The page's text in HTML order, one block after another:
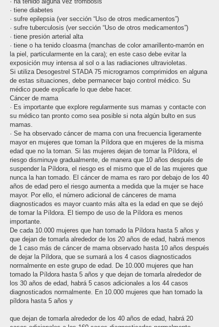
· tiene diabetes
· sufre epilepsia (ver sección “Uso de otros medicamentos”)
· sufre tuberculosis (ver sección “Uso de otros medicamentos”)
· tiene presión arterial alta
· tiene o ha tenido cloasma (manchas de color amarillento-marrón en
la piel, particularmente en la cara); en este caso debe evitar la
exposición muy intensa al sol o a las radiaciones ultravioletas.
Si utiliza Desogestrel STADA 75 microgramos comprimidos en alguna
de estas situaciones, debe permanecer bajo control médico. Su
médico puede explicarle lo que debe hacer.
Cáncer de mama
· Es importante que explore regularmente sus mamas y contacte con
su médico tan pronto como sea posible si nota algún bulto en sus
mamas.
· Se ha observado cáncer de mama con una frecuencia ligeramente
mayor en mujeres que toman la Píldora que en mujeres de la misma
edad que no la toman. Si las mujeres dejan de tomar la Píldora, el
riesgo disminuye gradualmente, de manera que 10 años después de
suspender la Píldora, el riesgo es el mismo que el de las mujeres que
nunca la han tomado. El cáncer de mama es raro por debajo de los 40
años de edad pero el riesgo aumenta a medida que la mujer se hace
mayor. Por ello, el número adicional de cánceres de mama
diagnosticados es mayor cuanto más alta es la edad en que se dejó
de tomar la Píldora. El tiempo de uso de la Píldora es menos
importante.
De cada 10.000 mujeres que han tomado la Píldora hasta 5 años y
que dejan de tomarla alrededor de los 20 años de edad, habrá menos
de 1 caso más de cáncer de mama observado hasta 10 años después
de dejar la Píldora, que se sumará a los 4 casos diagnosticados
normalmente en este grupo de edad. De 10.000 mujeres que han
tomado la Píldora hasta 5 años y que dejan de tomarla alrededor de
los 30 años de edad, habrá 5 casos adicionales a los 44 casos
diagnosticados normalmente. En 10.000 mujeres que han tomado la
píldora hasta 5 años y
que dejan de tomarla alrededor de los 40 años de edad, habrá 20